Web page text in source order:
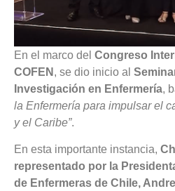
En el marco del Congreso
COFEN , se dio inicio al
Investigación en Enfermería,
la Enfermería para impulsar el
y el Caribe”.
En esta importante instancia,
representado por la
de Enfermeras de Chile,